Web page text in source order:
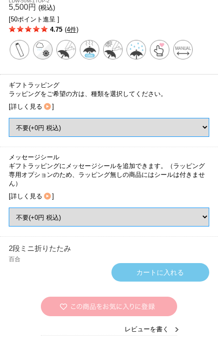
5,500円 (税込)
[50ポイント進呈 ]
4.75 (4件)
ギフトラッピング
ラッピングをご希望の方は、種類を選択してください。
[詳しく見る ]
メッセージシール
ギフトラッピングにメッセージシールを追加できます。（ラッピング
専用オプションのため、ラッピング無しの商品にはシールは付きませ
ん）
[詳しく見る ]
2段ミニ折りたたみ
百合
レビューを書く